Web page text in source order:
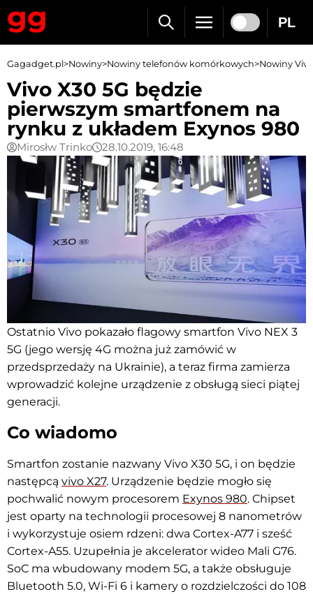
PL
Gagadget.pl>Nowiny>Nowiny telefonów komórkowych>Nowiny Vivo
Vivo X30 5G będzie
pierwszym smartfonem na
rynku z układem Exynos 980
Mirosłw Trinko 28.10.2019, 16:48
Ostatnio Vivo pokazało flagowy smartfon Vivo NEX 3
5G (jego wersję 4G można już zamówić w
przedsprzedaży na Ukrainie), a teraz firma zamierza
wprowadzić kolejne urządzenie z obsługą sieci piątej
generacji.
Co wiadomo
Smartfon zostanie nazwany Vivo X30 5G, i on będzie
następcą vivo X27. Urządzenie będzie mogło się
pochwalić nowym procesorem Exynos 980. Chipset
jest oparty na technologii procesowej 8 nanometrów
i wykorzystuje osiem rdzeni: dwa Cortex-A77 i sześć
Cortex-A55. Uzupełnia je akcelerator wideo Mali G76.
SoC ma wbudowany modem 5G, a także obsługuje
Bluetooth 5.0, Wi-Fi 6 i kamery o rozdzielczości do 108